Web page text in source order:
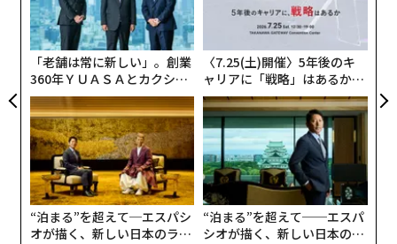
「老舗は常に新しい」。創業
360年ＹＵＡＳＡとカクシン
CEO田尻望が語る、AIを超え
る人の価値
〈7.25(土)開催〉5年後のキ
ャリアに「戦略」はあるか。
トップエグゼクティブのキャ
リアに触れる1日│CAREER S
UMMIT 2026
“泊まる”を超えて─エスパシ
オが描く、新しい日本のラグ
“泊まる”を超えて──エスパ
シオが描く、新しい日本のラ